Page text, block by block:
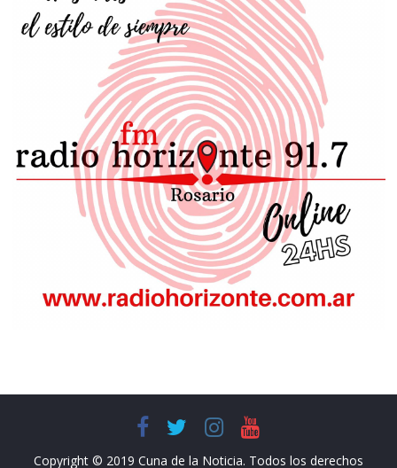
Copyright © 2019 Cuna de la Noticia. Todos los derechos